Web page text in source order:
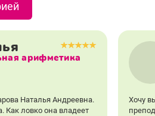
арифметика
Наталья Андреевна.
Как ловко она владеет
Хочу